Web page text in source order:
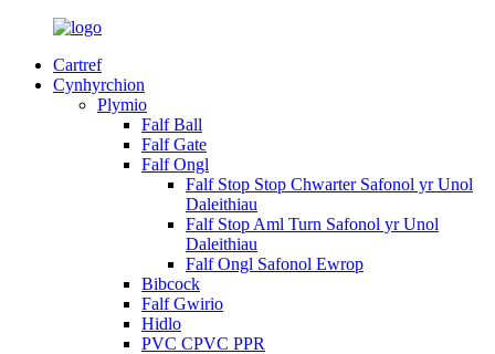
Cartref
Cynhyrchion
Plymio
Falf Ball
Falf Gate
Falf Ongl
Falf Stop Stop Chwarter Safonol yr Unol
Daleithiau
Falf Stop Aml Turn Safonol yr Unol
Daleithiau
Falf Ongl Safonol Ewrop
Bibcock
Falf Gwirio
Hidlo
PVC CPVC PPR